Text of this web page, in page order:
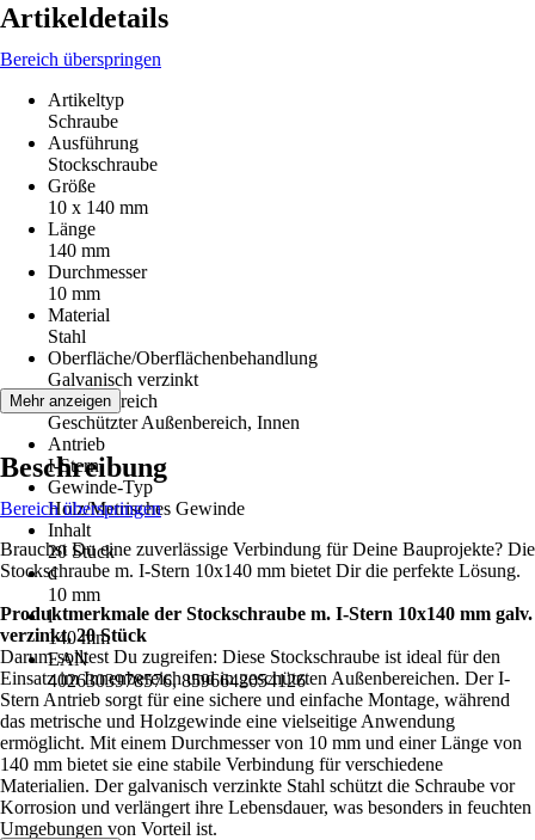
Artikeldetails
Bereich überspringen
Artikeltyp
Schraube
Ausführung
Stockschraube
Größe
10 x 140 mm
Länge
140 mm
Durchmesser
10 mm
Material
Stahl
Oberfläche/Oberflächenbehandlung
Galvanisch verzinkt
Einsatzbereich
Geschützter Außenbereich, Innen
Antrieb
I-Stern
Gewinde-Typ
Holz/Metrisches Gewinde
Inhalt
20 Stück
d
10 mm
l
140 mm
EAN
4026303978576, 8596642054126
Mehr anzeigen
Beschreibung
Bereich überspringen
Brauchst Du eine zuverlässige Verbindung für Deine Bauprojekte? Die
Stockschraube m. I-Stern 10x140 mm bietet Dir die perfekte Lösung.
Produktmerkmale der Stockschraube m. I-Stern 10x140 mm galv.
verzinkt, 20 Stück
Darum solltest Du zugreifen: Diese Stockschraube ist ideal für den
Einsatz im Innenbereich und in geschützten Außenbereichen. Der I-
Stern Antrieb sorgt für eine sichere und einfache Montage, während
das metrische und Holzgewinde eine vielseitige Anwendung
ermöglicht. Mit einem Durchmesser von 10 mm und einer Länge von
140 mm bietet sie eine stabile Verbindung für verschiedene
Materialien. Der galvanisch verzinkte Stahl schützt die Schraube vor
Korrosion und verlängert ihre Lebensdauer, was besonders in feuchten
Umgebungen von Vorteil ist.